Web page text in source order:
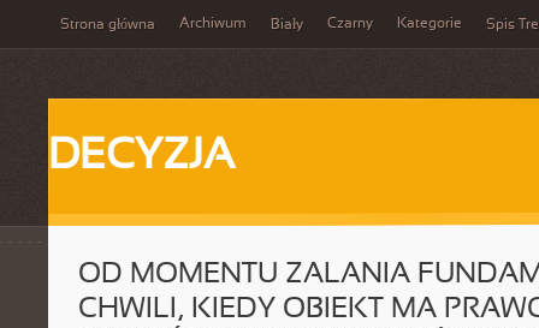
Strona główna Archiwum Biały Czarny Kategorie Spis
DECYZJA
OD MOMENTU ZALANIA
CHWILI, KIEDY OBIEKT MA